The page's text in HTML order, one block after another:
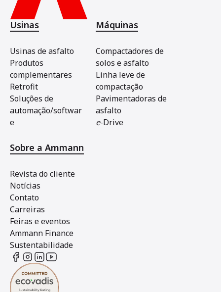
Usinas
Usinas de asfalto
Produtos
complementares
Retrofit
Soluções de
automação/softwar
e
Máquinas
Compactadores de
solos e asfalto
Linha leve de
compactação
Pavimentadoras de
asfalto
e-Drive
Sobre a Ammann
Revista do cliente
Notícias
Contato
Carreiras
Feiras e eventos
Ammann Finance
Sustentabilidade